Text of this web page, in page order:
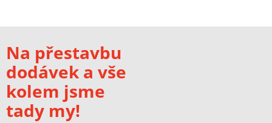
Na přestavbu
dodávek a vše
kolem jsme
tady my!